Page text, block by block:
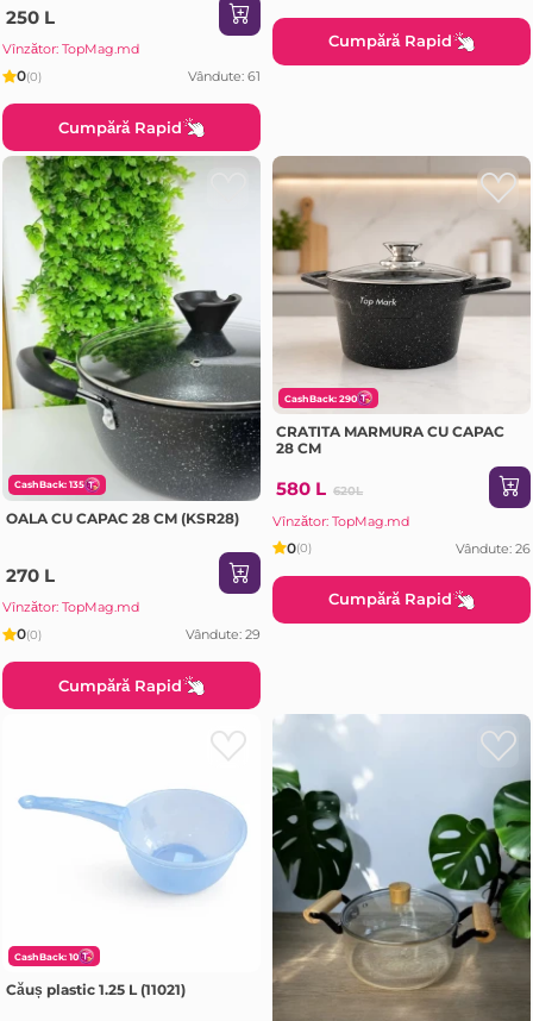
250 L
Vînzător: TopMag.md
0(0) Vândute: 61
Cumpără Rapid
Cumpără Rapid
CashBack: 135
OALA CU CAPAC 28 CM (KSR28)
270 L
Vînzător: TopMag.md
0(0) Vândute: 29
Cumpără Rapid
CashBack: 290
CRATITA MARMURA CU CAPAC
28 CM
580 L 620L
Vînzător: TopMag.md
0(0) Vândute: 26
Cumpără Rapid
CashBack: 10
Căuș plastic 1.25 L (11021)